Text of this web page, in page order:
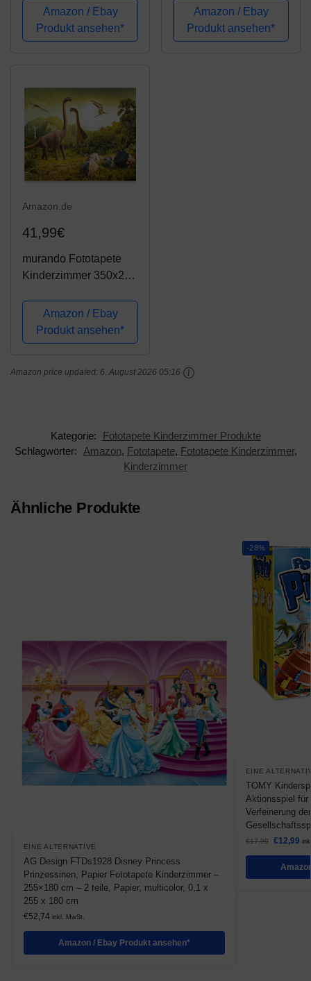
Wandtapete Wanddeko
10 m Tapetenrolle
Mustertapete
Dinosaurier...
Amazon / Ebay
Produkt ansehen*
Design 3D Wandtapete
Wohnzimmer
Schlafzimmer Büro Flur
Amazon / Ebay
Produkt ansehen*
Amazon.de
41,99€
murando Fototapete
Kinderzimmer 350x256
Wandtapete XXL
Moderne Wanddeko
Design Wand
Wohnzimmer
Amazon / Ebay
Produkt ansehen*
Amazon price updated: 6. August 2026 05:16
Kategorie:
Fototapete Kinderzimmer Produkte
Schlagwörter:
Amazon, Fototapete, Fototapete Kinderzimmer,
Kinderzimmer
Ähnliche Produkte
EINE ALTERNATIVE
AG Design FTDs1928 Disney Princess
Prinzessinen, Papier Fototapete Kinderzimmer –
255×180 cm – 2 teile, Papier, multicolor, 0,1 x
255 x 180 cm
€52,74 inkl. MwSt.
Amazon / Ebay Produkt ansehen*
-28%
EINE
TOMY
Aktionsspiel für
Verfeinerung
€17,99 €12,99